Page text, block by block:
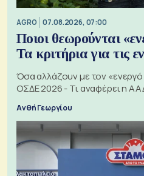
AGRO 07.08.2026, 07:00
Ποιοι θεωρούνται
Τα κριτήρια για τις
Όσα αλλάζουν με τον
ΟΣΔΕ 2026 - Τι αναφέρει η
Ανθή Γεωργίου